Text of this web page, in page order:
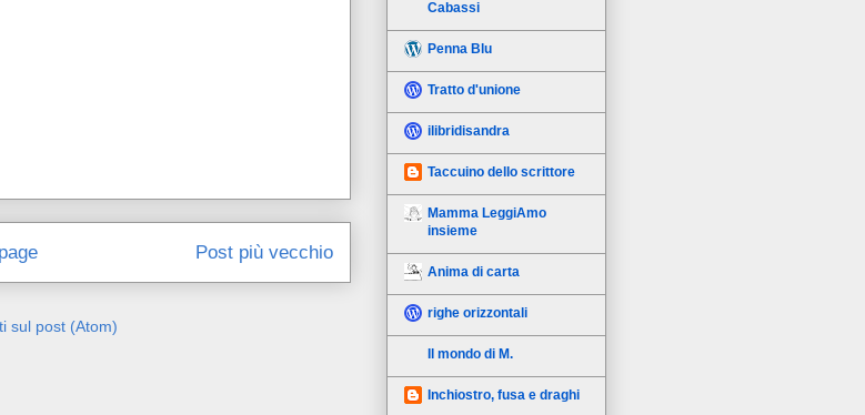
Post più vecchio
sul post (Atom)
Cabassi
Penna Blu
Tratto d'unione
ilibridisandra
Taccuino dello scrittore
Mamma LeggiAmo
insieme
Anima di carta
righe orizzontali
Il mondo di M.
Inchiostro, fusa e draghi